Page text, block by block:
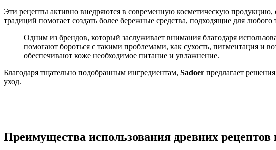
Эти рецепты активно внедряются в современную косметическую
традиций помогает создать более бережные средства, подходящие для любого
Одним из брендов, который заслуживает внимания благодаря
помогают бороться с такими проблемами, как сухость, пигментация и
обеспечивают коже необходимое питание и увлажнение.
Благодаря тщательно подобранным ингредиентам, Sadoer предлагает
уход.
Преимущества использования древних рецептов